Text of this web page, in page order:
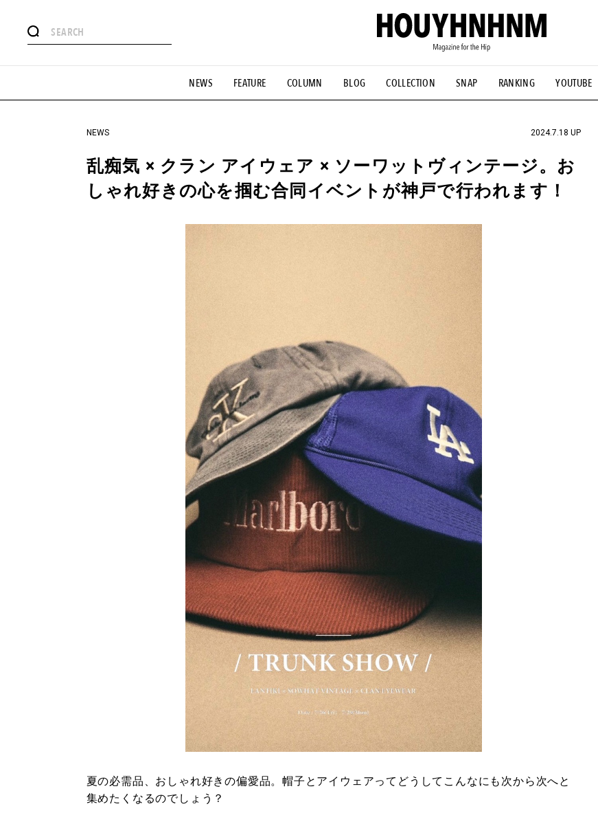
NEWS FEATURE COLUMN BLOG COLLECTION SNAP RANKING YOUTUBE
#憧れの逸品 #ESSENTIAL DESIGNS #古着サミット #NEW VINTAGE #マイナーグッド図鑑
#GH 銘品の所以 #フイナムのYouTube #Commune H #FOCUS IT #AH.H #ととけん #FASHION #MUSIC
#HANDSOME HANDBOOK
NEWS 2024.7.18 UP
乱痴気 × クラン アイウェア × ソーワットヴィンテージ。お
しゃれ好きの心を掴む合同イベントが神戸で行われます！
夏の必需品、おしゃれ好きの偏愛品。帽子とアイウェアってどうしてこんなにも次から次へと
集めたくなるのでしょう？